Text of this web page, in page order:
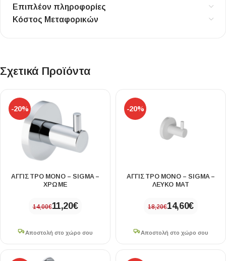
Επιπλέον πληροφορίες
Κόστος Μεταφορικών
Σχετικά Προϊόντα
-20%
ΑΓΓΙΣΤΡΟ ΜΟΝΟ – SIGMA –
ΧΡΩΜΕ
14,00€11,20€
Αποστολή στο χώρο σου
-20%
ΑΓΓΙΣΤΡΟ ΜΟΝΟ – SIGMA –
ΛΕΥΚΟ ΜΑΤ
18,20€14,60€
Αποστολή στο χώρο σου